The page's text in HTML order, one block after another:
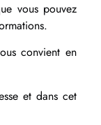
vous pouvez
convient en
et dans cet